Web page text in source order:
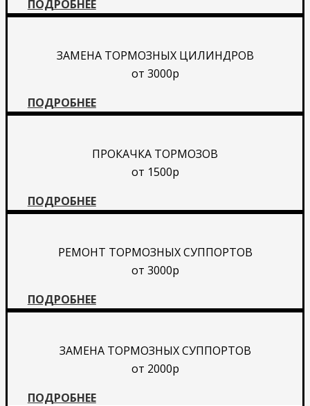
ПОДРОБНЕЕ
ЗАМЕНА ТОРМОЗНЫХ ЦИЛИНДРОВ
от 3000р
ПОДРОБНЕЕ
ПРОКАЧКА ТОРМОЗОВ
от 1500р
ПОДРОБНЕЕ
РЕМОНТ ТОРМОЗНЫХ СУППОРТОВ
от 3000р
ПОДРОБНЕЕ
ЗАМЕНА ТОРМОЗНЫХ СУППОРТОВ
от 2000р
ПОДРОБНЕЕ